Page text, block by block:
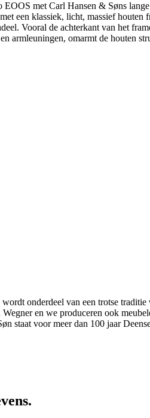
met Carl Hansen & Søns
een klassiek, licht, massief
Vooral de achterkant van het
armleuningen, omarmt de houten
onderdeel van een trotse
en we produceren ook
voor meer dan 100 jaar